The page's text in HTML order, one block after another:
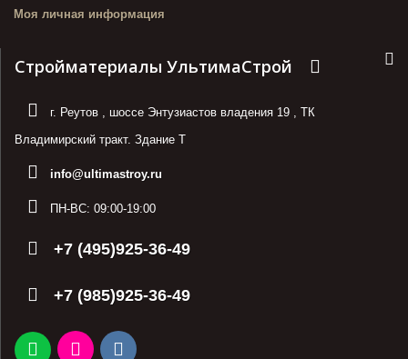
Моя личная информация
Стройматериалы УльтимаСтрой
г. Реутов , шоссе Энтузиастов владения 19 , ТК
Владимирский тракт. Здание Т
info@ultimastroy.ru
ПН-ВС: 09:00-19:00
+7 (495)925-36-49
+7 (985)925-36-49
